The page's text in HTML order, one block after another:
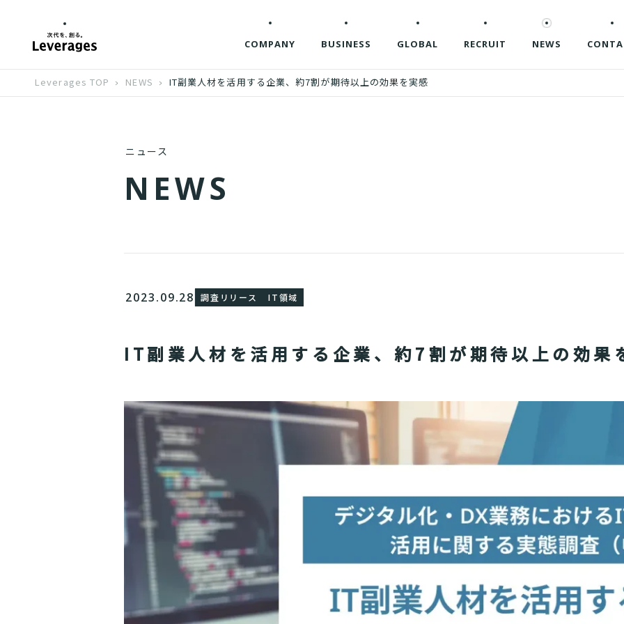
COMPANY BUSINESS GLOBAL RECRUIT NEWS
Leverages TOP NEWS IT副業人材を活用する企業、約7割が期待以上の効果を実感
ニュース
N EWS
2023.09.28 調査リリース IT領域
IT副業人材を活用する企業、約7割が期待以上の効果